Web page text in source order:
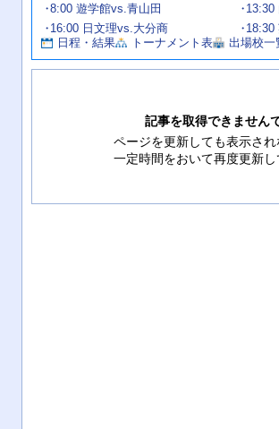
試
合
情
報
8:00 遊学館vs.青山田
13:30
16:00 日文理vs.大分商
18:30
日程・結果
トーナメント表 出場校一
お
す
記事を取得できません
ページを更新しても表示され
一定時間をおいて再度更新し